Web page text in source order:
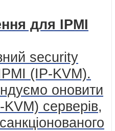
для IPMI
security
(IP-KVM).
оновити
серверів,